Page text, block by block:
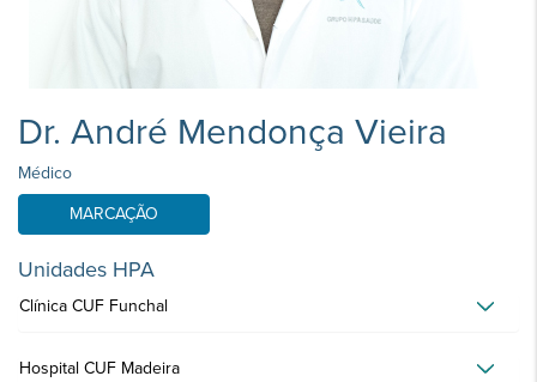
Dr. André Mendonça Vieira
Médico
MARCAÇÃO
Unidades HPA
Clínica CUF Funchal
Hospital CUF Madeira